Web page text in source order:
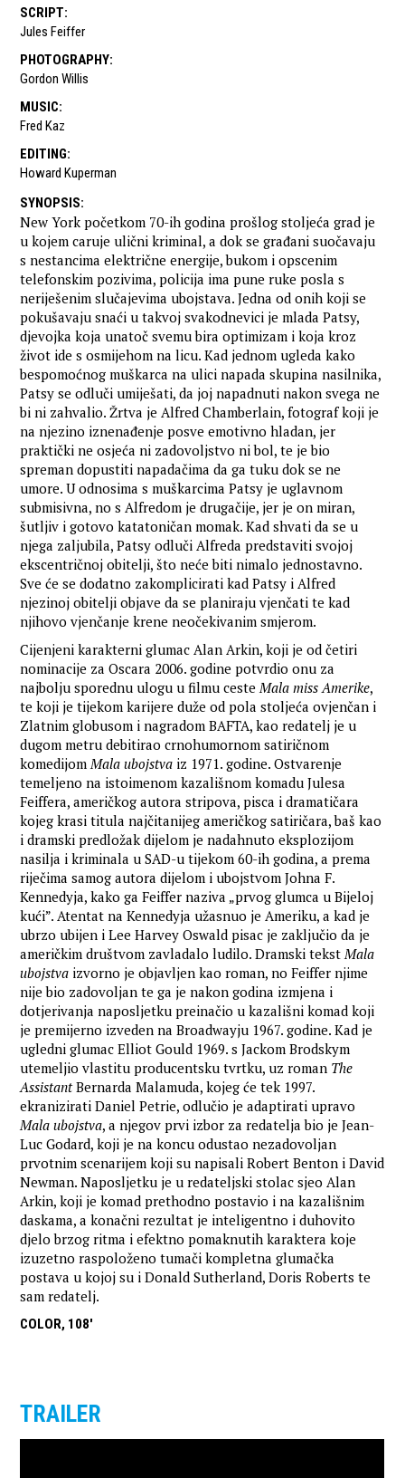
SCRIPT:
Jules Feiffer
PHOTOGRAPHY:
Gordon Willis
MUSIC:
Fred Kaz
EDITING:
Howard Kuperman
SYNOPSIS:
New York početkom 70-ih godina prošlog stoljeća grad je
u kojem caruje ulični kriminal, a dok se građani suočavaju
s nestancima električne energije, bukom i opscenim
telefonskim pozivima, policija ima pune ruke posla s
neriješenim slučajevima ubojstava. Jedna od onih koji se
pokušavaju snaći u takvoj svakodnevici je mlada Patsy,
djevojka koja unatoč svemu bira optimizam i koja kroz
život ide s osmijehom na licu. Kad jednom ugleda kako
bespomoćnog muškarca na ulici napada skupina nasilnika,
Patsy se odluči umiješati, da joj napadnuti nakon svega ne
bi ni zahvalio. Žrtva je Alfred Chamberlain, fotograf koji je
na njezino iznenađenje posve emotivno hladan, jer
praktički ne osjeća ni zadovoljstvo ni bol, te je bio
spreman dopustiti napadačima da ga tuku dok se ne
umore. U odnosima s muškarcima Patsy je uglavnom
submisivna, no s Alfredom je drugačije, jer je on miran,
šutljiv i gotovo katatoničan momak. Kad shvati da se u
njega zaljubila, Patsy odluči Alfreda predstaviti svojoj
ekscentričnoj obitelji, što neće biti nimalo jednostavno.
Sve će se dodatno zakomplicirati kad Patsy i Alfred
njezinoj obitelji objave da se planiraju vjenčati te kad
njihovo vjenčanje krene neočekivanim smjerom.
Cijenjeni karakterni glumac Alan Arkin, koji je od četiri
nominacije za Oscara 2006. godine potvrdio onu za
najbolju sporednu ulogu u filmu cesteMala miss Amerike,
te koji je tijekom karijere duže od pola stoljeća ovjenčan i
Zlatnim globusom i nagradom BAFTA, kao redatelj je u
dugom metru debitirao crnohumornom satiričnom
komedijomMala ubojstva iz 1971. godine. Ostvarenje
temeljeno na istoimenom kazališnom komadu Julesa
Feiffera, američkog autora stripova, pisca i dramatičara
kojeg krasi titula najčitanijeg američkog satiričara, baš kao
i dramski predložak dijelom je nadahnuto eksplozijom
nasilja i kriminala u SAD-u tijekom 60-ih godina, a prema
riječima samog autora dijelom i ubojstvom Johna F.
Kennedyja, kako ga Feiffer naziva „prvog glumca u Bijeloj
kući”. Atentat na Kennedyja užasnuo je Ameriku, a kad je
ubrzo ubijen i Lee Harvey Oswald pisac je zaključio da je
američkim društvom zavladalo ludilo. Dramski tekstMala
ubojstva izvorno je objavljen kao roman, no Feiffer njime
nije bio zadovoljan te ga je nakon godina izmjena i
dotjerivanja naposljetku preinačio u kazališni komad koji
je premijerno izveden na Broadwayju 1967. godine. Kad je
ugledni glumac Elliot Gould 1969. s Jackom Brodskym
utemeljio vlastitu producentsku tvrtku, uz roman The
AssistantBernarda Malamuda, kojeg će tek 1997.
ekranizirati Daniel Petrie, odlučio je adaptirati upravo
Mala ubojstva, a njegov prvi izbor za redatelja bio je Jean-
Luc Godard, koji je na koncu odustao nezadovoljan
prvotnim scenarijem koji su napisali Robert Benton i David
Newman. Naposljetku je u redateljski stolac sjeo Alan
Arkin, koji je komad prethodno postavio i na kazališnim
daskama, a konačni rezultat je inteligentno i duhovito
djelo brzog ritma i efektno pomaknutih karaktera koje
izuzetno raspoloženo tumači kompletna glumačka
postava u kojoj su i Donald Sutherland, Doris Roberts te
sam redatelj.
COLOR, 108'
TRAILER